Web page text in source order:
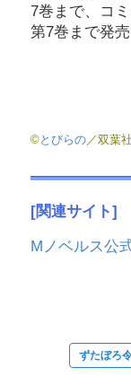
7巻まで、コ
第7巻まで発売
©とびらの ／双葉
[関連サイト]
Mノベルス公
ずたぼろ